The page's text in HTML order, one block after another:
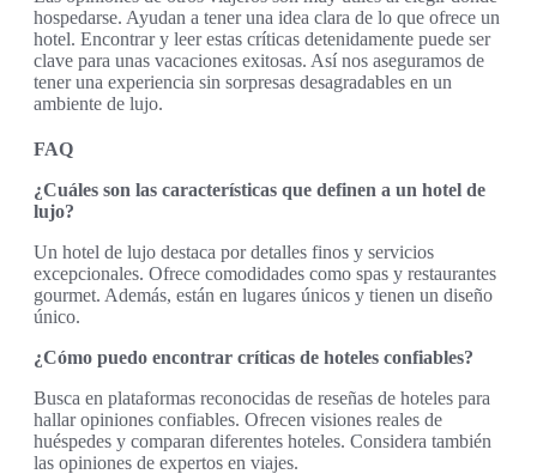
hospedarse. Ayudan a tener una idea clara de lo que ofrece un
hotel. Encontrar y leer estas críticas detenidamente puede ser
clave para unas vacaciones exitosas. Así nos aseguramos de
tener una experiencia sin sorpresas desagradables en un
ambiente de lujo.
FAQ
¿Cuáles son las características que definen a un hotel de
lujo?
Un hotel de lujo destaca por detalles finos y servicios
excepcionales. Ofrece comodidades como spas y restaurantes
gourmet. Además, están en lugares únicos y tienen un diseño
único.
¿Cómo puedo encontrar críticas de hoteles confiables?
Busca en plataformas reconocidas de reseñas de hoteles para
hallar opiniones confiables. Ofrecen visiones reales de
huéspedes y comparan diferentes hoteles. Considera también
las opiniones de expertos en viajes.